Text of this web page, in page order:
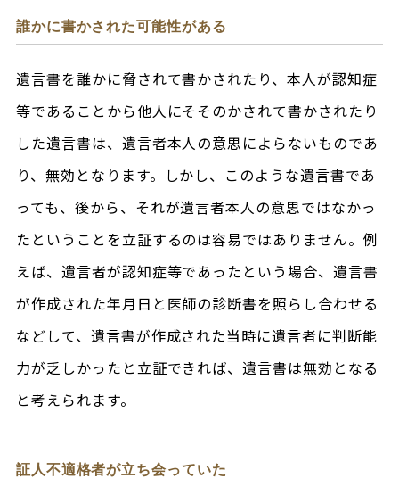
誰かに書かされた可能性がある
遺言書を誰かに脅されて書かされたり、本人が認知症
等であることから他人にそそのかされて書かされたり
した遺言書は、遺言者本人の意思によらないものであ
り、無効となります。しかし、このような遺言書であ
っても、後から、それが遺言者本人の意思ではなかっ
たということを立証するのは容易ではありません。例
えば、遺言者が認知症等であったという場合、遺言書
が作成された年月日と医師の診断書を照らし合わせる
などして、遺言書が作成された当時に遺言者に判断能
力が乏しかったと立証できれば、遺言書は無効となる
と考えられます。
証人不適格者が立ち会っていた